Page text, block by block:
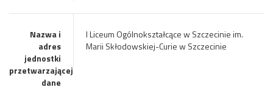
Nazwa i
adres
jednostki
przetwarzającej
dane
I Liceum Ogólnokształcące w Szczecinie im.
Marii Skłodowskiej-Curie w Szczecinie